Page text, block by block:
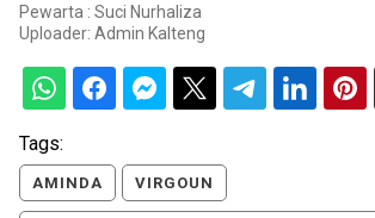
Pewarta : Suci Nurhaliza
Uploader: Admin Kalteng
Tags:
AMINDA VIRGOUN